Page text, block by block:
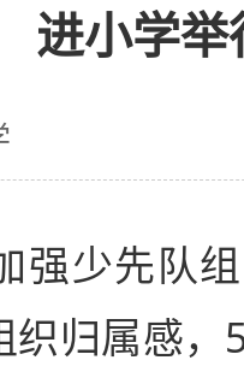
进小学举
少先队组
织归属感